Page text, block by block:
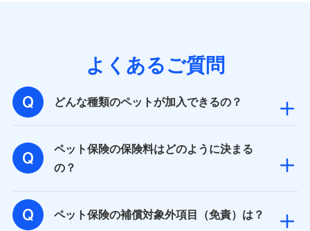
当社は利用目的の達成に必要な範囲内において個人情報
の取り扱いの全部または一部を委託する場合がありま
す。
当社は株式会社NTTドコモとの間で、以下のとおり個
人データを共同利用します。
【共同して利用される利用データの項目】
当社又は株式会社NTTドコモがサービス提供等を通じて
よくあるご質問
どんな種類のペットが加入できるの？
ペット保険の保険料はどのように決まる
の？
ペット保険の補償対象外項目（免責）は？